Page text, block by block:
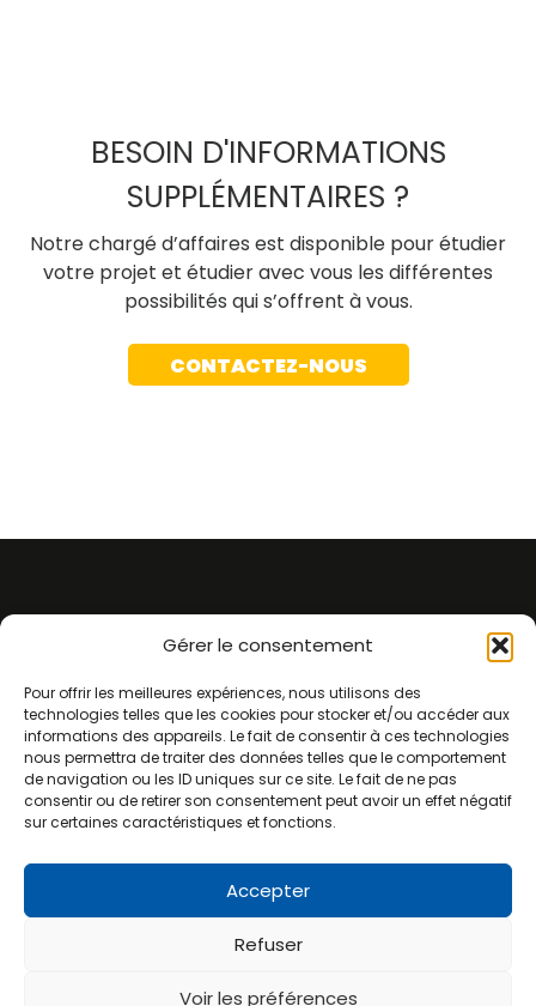
Gérer le consentement
Pour offrir les meilleures expériences, nous utilisons des
technologies telles que les cookies pour stocker et/ou accéder aux
informations des appareils. Le fait de consentir à ces technologies
nous permettra de traiter des données telles que le comportement
de navigation ou les ID uniques sur ce site. Le fait de ne pas
consentir ou de retirer son consentement peut avoir un effet négatif
sur certaines caractéristiques et fonctions.
Accepter
Refuser
Voir les préférences
BESOIN D'INFORMATIONS
SUPPLÉMENTAIRES ?
Notre chargé d’affaires est disponible pour étudier
votre projet et étudier avec vous les différentes
possibilités qui s’offrent à vous.
CONTACTEZ-NOUS
06 09
34 19
71
Suivez-
nous
Agence
Plouvorn
5 rue du
Gueven
29420
Plouvorn
Agence
220 rue
Benoîte
Groult
29490
Guipavas
Quimper
2 rue
Jacques
Cartier
Ergué-